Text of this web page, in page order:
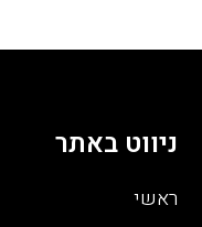
ניווט באתר
ראשי